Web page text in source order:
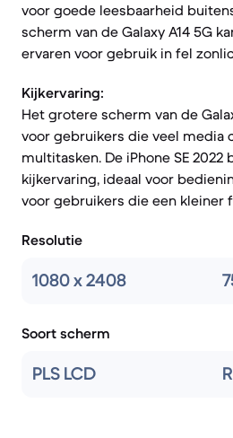
voor goede leesbaarheid
scherm van de Galaxy A14 5G
ervaren voor gebruik in fel
Kijkervaring:
Het grotere scherm van de
voor gebruikers die veel media
multitasken. De iPhone SE
kijkervaring, ideaal voor
voor gebruikers die een kleiner
Resolutie
1080 x 2408
Soort scherm
PLS LCD